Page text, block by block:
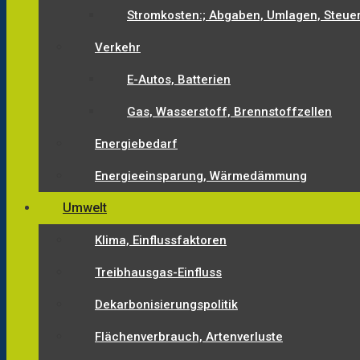
Stromkosten:; Abgaben, Umlagen,
Verkehr
E-Autos, Batterien
Gas, Wasserstoff, Brennstoffzellen
Energiebedarf
Energieeinsparung, Wärmedämmung
Umwelt
Klima, Einflussfaktoren
Treibhausgas-Einfluss
Dekarbonisierungspolitik
Flächenverbrauch, Artenverluste